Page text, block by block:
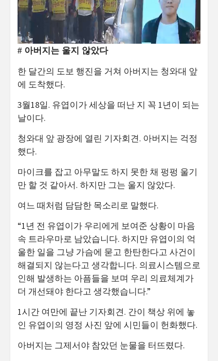
# 아버지는 울지 않았다
한 달간의 도보 행진을 거쳐 아버지는 청와대 앞
에 도착했다.
3월18일. 유엽이가 세상을 떠난 지 꼭 1년이 되는
날이다.
청와대 앞 광장에 열린 기자회견. 아버지는 걱정
했다.
마이크를 잡고 아무말도 하지 못한 채 펑펑 울기
만 할 것 같아서. 하지만 그는 울지 않았다.
여느 때처럼 담담한 목소리로 말했다.
“1년 전 유엽이가 우리에게 보여준 상황이 마음
속 트라우마로 남았습니다. 하지만 유엽이의 억
울한 일을 그냥 가슴에 묻고 한탄한다고 사건이
해결되지 않는다고 생각합니다. 의료시스템으로
인해 발생하는 아픔들을 보며 우리 의료체계가
더 개선돼야 한다고 생각했습니다.”
1시간 여만에 끝난 기자회견. 간이 책상 위에 놓
인 유엽이의 영정 사진 앞에 시민들이 헌화했다.
아버지는 그제서야 참았던 눈물을 터뜨렸다.